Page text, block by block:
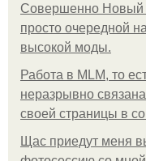
Совершенно Новый
просто очередной
высокой моды.
Работа в MLM, то
неразрывно
своей страницы в
Щас приедут меня